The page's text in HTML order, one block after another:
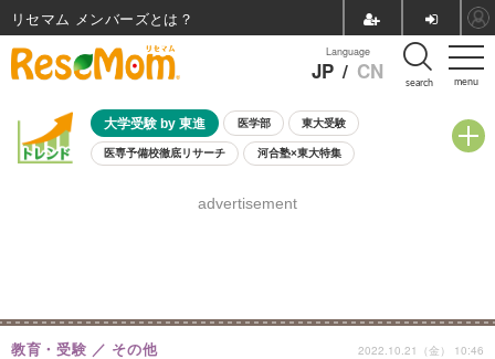
menu
Language
JP / CN search
大学受験 by 東進 医学部 東大受験
医専予備校徹底リサーチ 河合塾×東大特集
8月開催学校説明会・相談会
advertisement
教育・受験 その他 2022.10.21（金） 10:46
リセマム メンバーズ